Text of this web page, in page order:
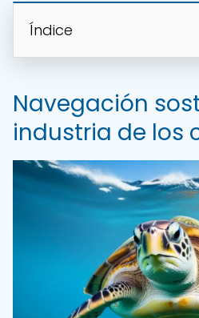
Índice
Navegación
industria de los